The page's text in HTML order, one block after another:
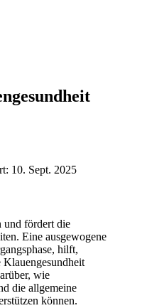
10. Sept. 2025
und fördert die
Eine ausgewogene
hilft,
wie
die allgemeine
können.